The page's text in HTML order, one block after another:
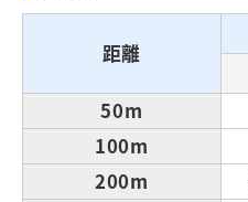
距離
50m
100m
200m